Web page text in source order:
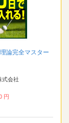
論完全マスター
式会社
円